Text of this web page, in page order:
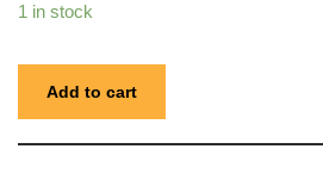
1 in stock
Add to cart